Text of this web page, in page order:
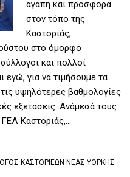
αγάπη και προσφορά
στον τόπο της
Καστοριάς,
στο όμορφο
και πολλοί
εγώ, για να τιμήσουμε τα
υψηλότερες βαθμολογίες
εξετάσεις. Ανάμεσά τους
Καστοριάς,…
ΚΑΣΤΟΡΙΕΩΝ ΝΕΑΣ ΥΟΡΚΗΣ